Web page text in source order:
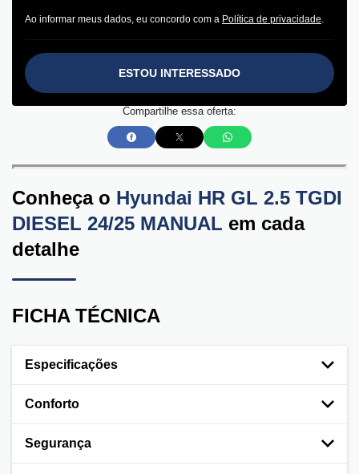
Ao informar meus dados, eu concordo com a Política de privacidade
ESTOU INTERESSADO
Compartilhe essa oferta:
Conheça o Hyundai HR GL 2.5 TGDI
DIESEL 24/25 MANUAL em cada
detalhe
FICHA TÉCNICA
Especificações
Conforto
Segurança